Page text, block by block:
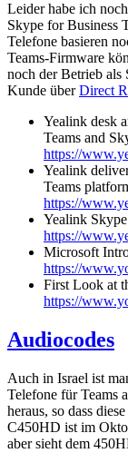
Leider habe ich
Skype for Business
Telefone basieren
Teams-Firmware
noch der Betrieb als
Kunde überDirect
Yealink desk
Teams and
https://
Yealink
Teams
https://
Yealink
https://
Microsoft
https://
First Look at
https://
Audiocodes
Auch in Israel ist
Telefone für Teams
heraus, so dass
C450HD ist im
aber sieht dem